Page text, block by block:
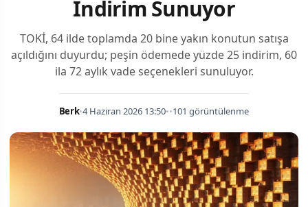
İndirim Sunuyor
TOKİ, 64 ilde toplamda 20 bine yakın konutun satışa
açıldığını duyurdu; peşin ödemede yüzde 25 indirim, 60
ila 72 aylık vade seçenekleri sunuluyor.
Berk•4 Haziran 2026 13:50••101 görüntülenme